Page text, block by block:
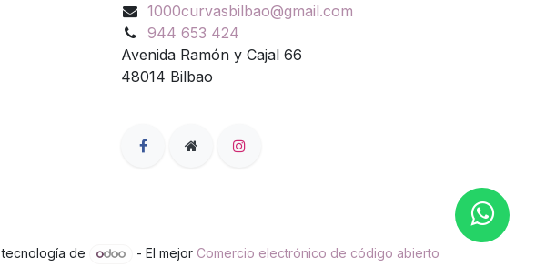
1000curvasbilbao@gmail.com
944 653 424
Avenida Ramón y Cajal 66
48014 Bilbao
de - El mejor Comercio electrónico de código abierto